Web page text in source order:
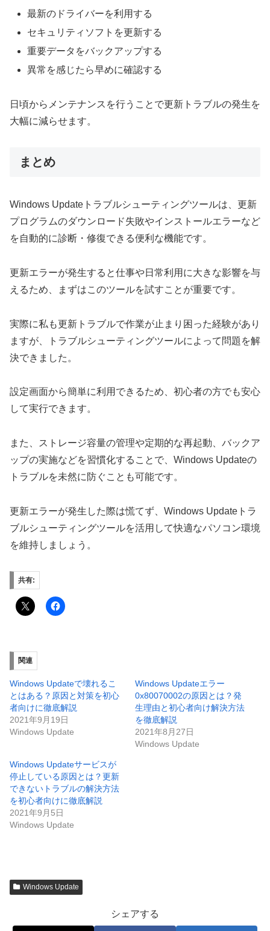
最新のドライバーを利用する
セキュリティソフトを更新する
重要データをバックアップする
異常を感じたら早めに確認する
日頃からメンテナンスを行うことで更新トラブルの発生を
大幅に減らせます。
まとめ
Windows Updateトラブルシューティングツールは、更新
プログラムのダウンロード失敗やインストールエラーなど
を自動的に診断・修復できる便利な機能です。
更新エラーが発生すると仕事や日常利用に大きな影響を与
えるため、まずはこのツールを試すことが重要です。
実際に私も更新トラブルで作業が止まり困った経験があり
ますが、トラブルシューティングツールによって問題を解
決できました。
設定画面から簡単に利用できるため、初心者の方でも安心
して実行できます。
また、ストレージ容量の管理や定期的な再起動、バックア
ップの実施などを習慣化することで、Windows Updateの
トラブルを未然に防ぐことも可能です。
更新エラーが発生した際は慌てず、Windows Updateトラ
ブルシューティングツールを活用して快適なパソコン環境
を維持しましょう。
共有:
関連
Windows Updateで壊れるこ
とはある？原因と対策を初心
者向けに徹底解説
2021年9月19日
Windows Update
Windows Updateエラー
0x80070002の原因とは？発
生理由と初心者向け解決方法
を徹底解説
2021年8月27日
Windows Update
Windows Updateサービスが
停止している原因とは？更新
できないトラブルの解決方法
を初心者向けに徹底解説
2021年9月5日
Windows Update
Windows Update
シェアする